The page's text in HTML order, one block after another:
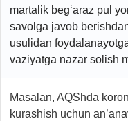
martalik beg‘araz pul
savolga javob
usulidan
vaziyatga nazar solish
Masalan, AQShda
kurashish uchun